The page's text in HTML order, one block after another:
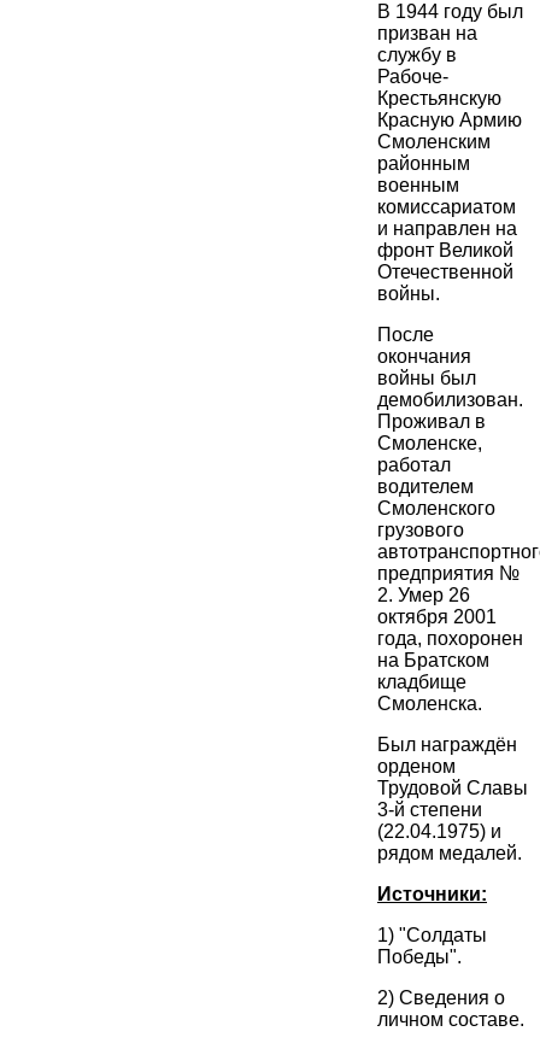
В 1944 году был
призван на
службу в
Рабоче-
Крестьянскую
Красную Армию
Смоленским
районным
военным
комиссариатом
и направлен на
фронт Великой
Отечественной
войны.
После
окончания
войны был
демобилизован.
Проживал в
Смоленске,
работал
водителем
Смоленского
грузового
предприятия №
2. Умер 26
октября 2001
года, похоронен
на Братском
кладбище
Смоленска.
Был награждён
орденом
Трудовой Славы
3-й степени
(22.04.1975) и
рядом медалей.
Источники:
1) "Солдаты
Победы".
2) Сведения о
личном составе.